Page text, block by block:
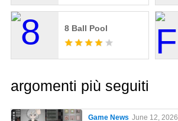
8 Ball Pool
argomenti più seguiti
Game News June 12, 2026